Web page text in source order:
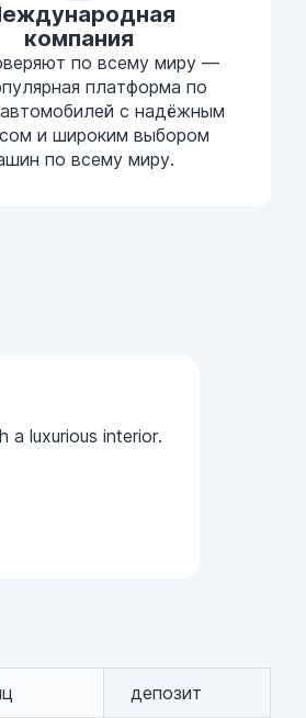
компания
по всему миру —
платформа по
с надёжным
и широким выбором
по всему миру.
a luxurious interior.
депозит